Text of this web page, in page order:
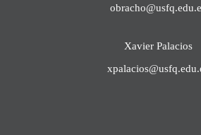
Xavier Palacios